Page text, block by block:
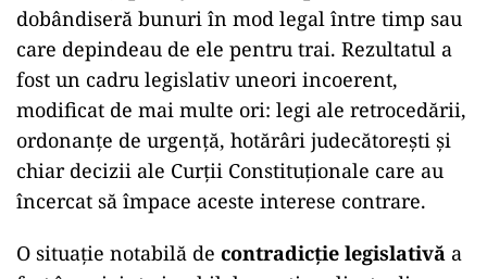
dobândiseră bunuri în mod legal între timp sau
care depindeau de ele pentru trai. Rezultatul a
fost un cadru legislativ uneori incoerent,
modificat de mai multe ori: legi ale retrocedării,
ordonanțe de urgență, hotărâri judecătorești și
chiar decizii ale Curții Constituționale care au
încercat să împace aceste interese contrare.
O situație notabilă de contradicție legislativă a